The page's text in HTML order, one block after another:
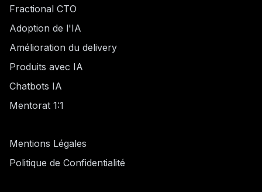
Fractional CTO
Adoption de l'IA
Amélioration du delivery
Produits avec IA
Chatbots IA
Mentorat 1:1
Mentions Légales
Politique de Confidentialité